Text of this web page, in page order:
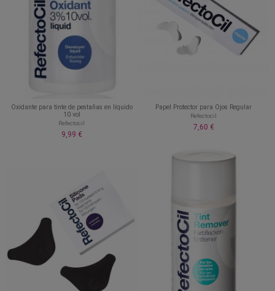
Oxidante para tinte de pestañas en líquido
10 vol
Refectocil
9,99 €
Papel Protector para Ojos Regular
Refectocil
7,60 €